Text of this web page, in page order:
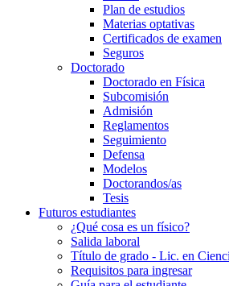
Plan de estudios
Materias optativas
Certificados de examen
Seguros
Doctorado
Doctorado en Física
Subcomisión
Admisión
Reglamentos
Seguimiento
Defensa
Modelos
Doctorandos/as
Tesis
Futuros estudiantes
¿Qué cosa es un físico?
Salida laboral
Título de grado - Lic. en
Requisitos para ingresar